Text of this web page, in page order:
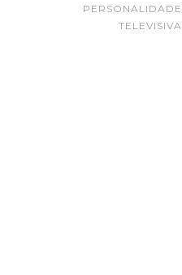
PERSONALIDADE
TELEVISIVA